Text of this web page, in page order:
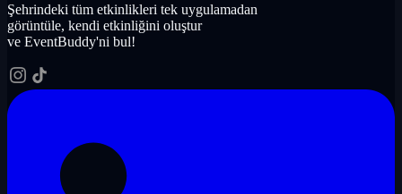
Şehrindeki tüm etkinlikleri tek uygulamadan
görüntüle, kendi etkinliğini oluştur
ve EventBuddy'ni bul!